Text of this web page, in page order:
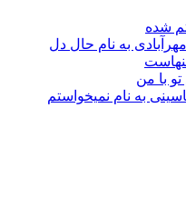
شده
به نام حال دل
با من
به نام نمیخواستم